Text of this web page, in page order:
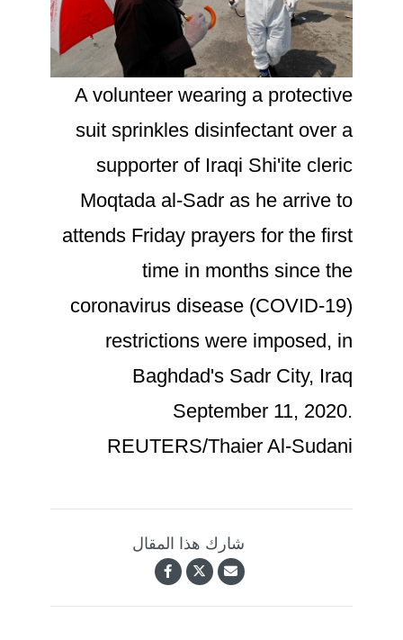
A volunteer wearing a protective
suit sprinkles disinfectant over a
supporter of Iraqi Shi'ite cleric
Moqtada al-Sadr as he arrive to
attends Friday prayers for the first
time in months since the
coronavirus disease (COVID-19)
restrictions were imposed, in
Baghdad's Sadr City, Iraq
September 11, 2020.
REUTERS/Thaier Al-Sudani
شارك هذا المقال